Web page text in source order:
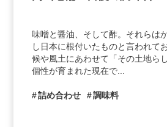
味噌と醤油、そして酢。それらは
し日本に根付いたものと言われて
候や風土にあわせて「その土地ら
個性が育まれた現在で...
詰め合わせ
調味料